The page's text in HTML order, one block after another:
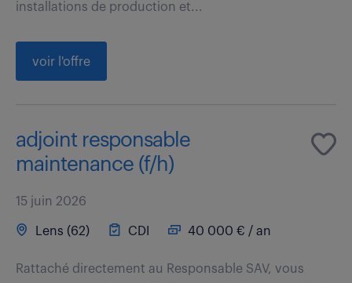
installations de production et...
voir l'offre
adjoint responsable
maintenance (f/h)
15 juin 2026
Lens (62) CDI 40 000 € / an
Rattaché directement au Responsable SAV, vous